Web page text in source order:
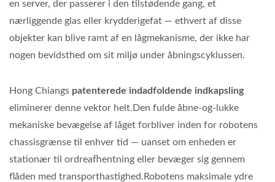
en server, der passerer i den tilstødende gang, et
nærliggende glas eller krydderigefat — ethvert af disse
objekter kan blive ramt af en lågmekanisme, der ikke har
nogen bevidsthed om sit miljø under åbningscyklussen.
Hong Chiangs patenterede indadfoldende indkapsling
eliminerer denne vektor helt.Den fulde åbne-og-lukke
mekaniske bevægelse af låget forbliver inden for robotens
chassisgrænse til enhver tid — uanset om enheden er
stationær til ordreafhentning eller bevæger sig gennem
flåden med transporthastighed.Robotens maksimale ydre